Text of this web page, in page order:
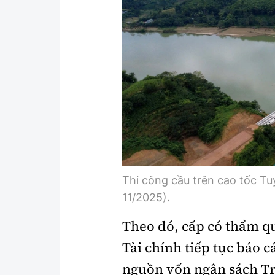
Lao động - Công đoàn
Showbiz
Âm nhạc
Thời sự Quốc tế
Hồ sơ tài liệu
Thế giới giao thông
Thế giới xây dựng
Đi ++
Du lịch
Khám phá
Lối sống
Thi công cầu trên cao tốc
11/2025).
Theo đó, cấp có thẩm
Tài chính tiếp tục báo
nguồn vốn ngân sách